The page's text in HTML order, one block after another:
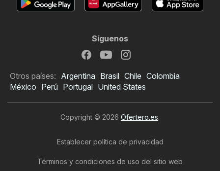
Síguenos
Otros países: Argentina Brasil Chile Colombia
México Perú Portugal United States
Copyright © 2026 Ofertero.es.
Establecer política de privacidad
Términos y condiciones de uso del sitio web